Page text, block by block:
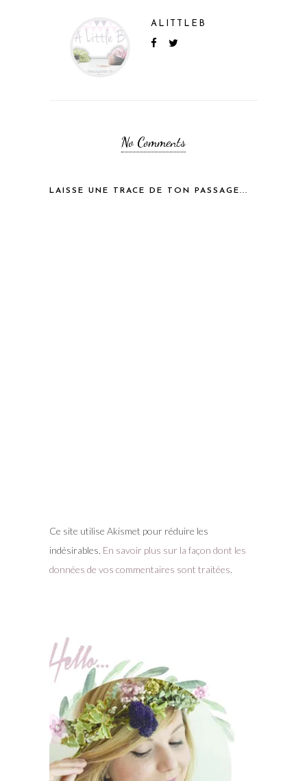
ALITTLEB
No Comments
LAISSE UNE TRACE DE TON PASSAGE...
Ce site utilise Akismet pour réduire les
indésirables. En savoir plus sur la façon dont les
données de vos commentaires sont traitées.